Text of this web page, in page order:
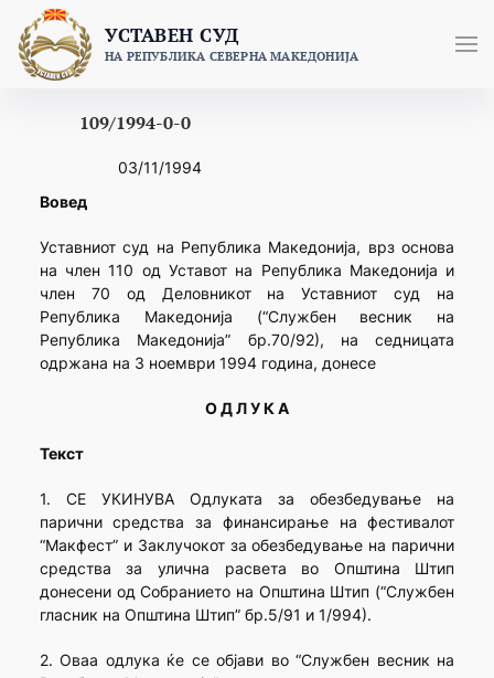
content
УСТАВЕН СУД
НА РЕПУБЛИКА СЕВЕРНА МАКЕДОНИЈА
109/1994-0-0
03/11/1994
Вовед
Уставниот суд на Република Македонија, врз основа
на член 110 од Уставот на Република Македонија и
член 70 од Деловникот на Уставниот суд на
Република Македонија (“Службен весник на
Република Македонија” бр.70/92), на седницата
одржана на 3 ноември 1994 година, донесе
О Д Л У К А
Текст
1. СЕ УКИНУВА Одлуката за обезбедување на
парични средства за финансирање на фестивалот
“Макфест” и Заклучокот за обезбедување на парични
средства за улична расвета во Општина Штип
донесени од Собранието на Општина Штип (“Службен
гласник на Општина Штип” бр.5/91 и 1/994).
2. Оваа одлука ќе се објави во “Службен весник на